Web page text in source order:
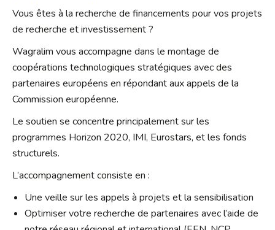
Vous êtes à la recherche de financements pour vos projets
de recherche et investissement ?
Wagralim vous accompagne dans le montage de
coopérations technologiques stratégiques avec des
partenaires européens en répondant aux appels de la
Commission européenne.
Le soutien se concentre principalement sur les
programmes Horizon 2020, IMI, Eurostars, et les fonds
structurels.
L’accompagnement consiste en :
Une veille sur les appels à projets et la sensibilisation
Optimiser votre recherche de partenaires avec l’aide de